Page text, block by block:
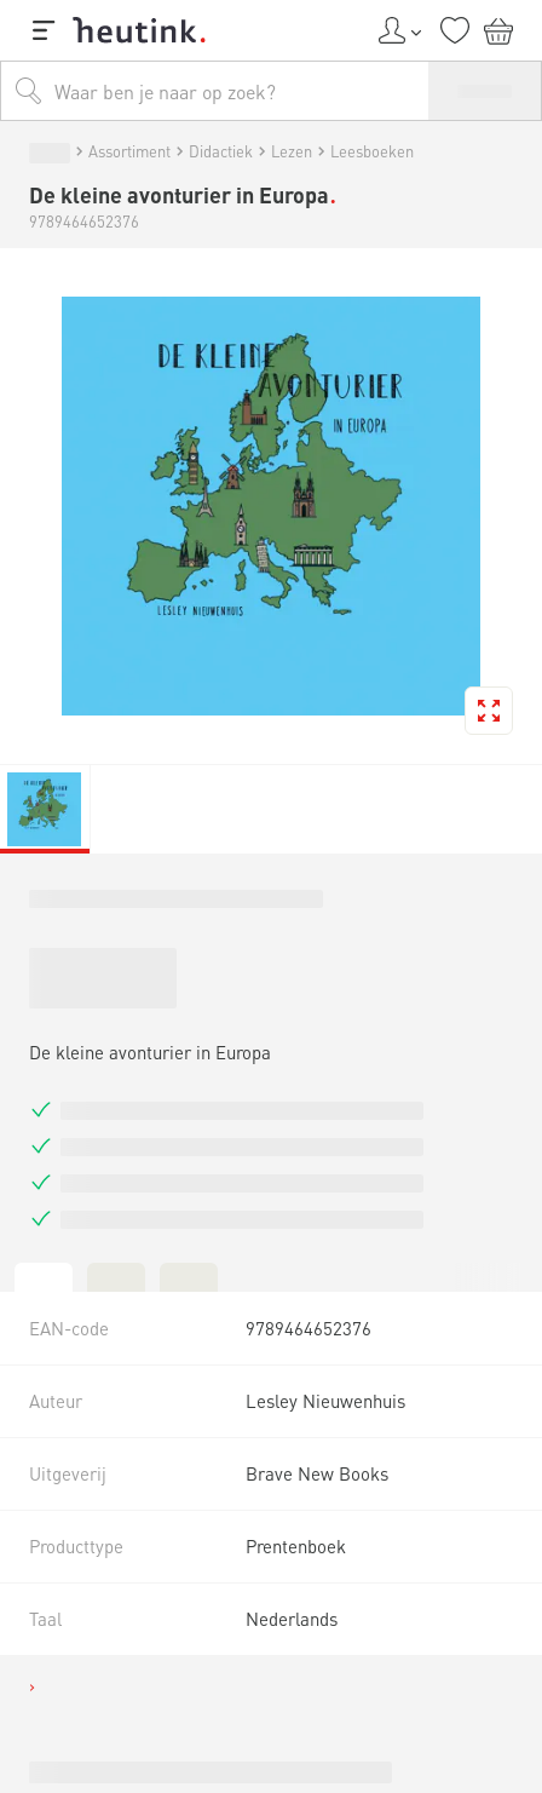
Assortiment Didactiek Lezen Leesboeken
De kleine avonturier in Europa
9789464652376
De kleine avonturier in Europa
EAN-code 9789464652376
Auteur Lesley Nieuwenhuis
Uitgeverij Brave New Books
Producttype Prentenboek
Taal Nederlands